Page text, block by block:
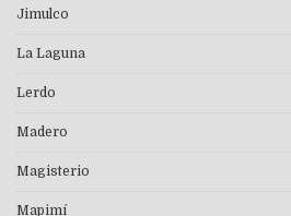
Jimulco
La Laguna
Lerdo
Madero
Magisterio
Mapimí